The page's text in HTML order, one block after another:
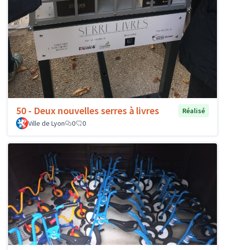
50 - Deux nouvelles serres à livres
Réalisé
Ville de Lyon
0 0